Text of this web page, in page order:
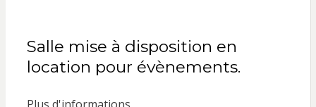
Salle mise à disposition en
location pour évènements.